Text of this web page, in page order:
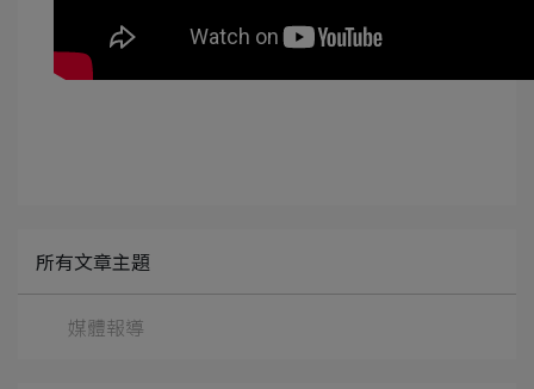
所有文章主題
媒體報導